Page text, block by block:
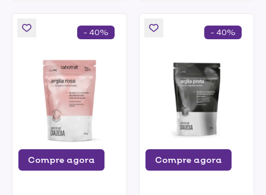
Compre agora
- 40%
Compre agora
- 40%